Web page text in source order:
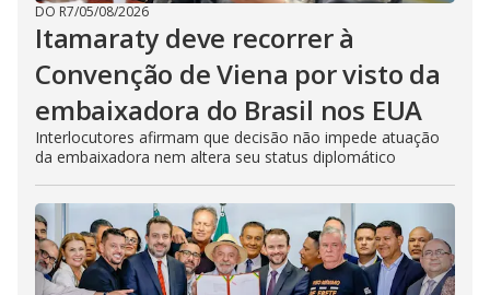
DO R7/05/08/2026
Itamaraty deve recorrer à
Convenção de Viena por visto da
embaixadora do Brasil nos EUA
Interlocutores afirmam que decisão não impede atuação
da embaixadora nem altera seu status diplomático